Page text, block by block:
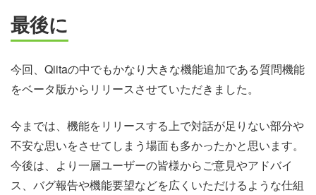
最後に
今回、Qiitaの中でもかなり大きな機能追加である質問機能
をベータ版からリリースさせていただきました。
今までは、機能をリリースする上で対話が足りない部分や
不安な思いをさせてしまう場面も多かったかと思います。
今後は、より一層ユーザーの皆様からご意見やアドバイ
ス、バグ報告や機能要望などを広くいただけるような仕組